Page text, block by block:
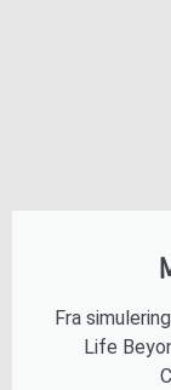
Fra
Life